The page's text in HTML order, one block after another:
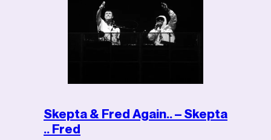
Skepta & Fred Again.. – Skepta
.. Fred